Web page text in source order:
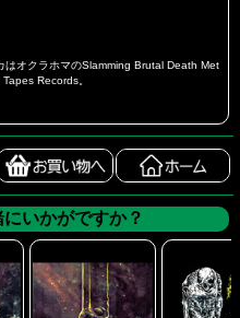
オクラホマのSlamming Brutal Death Met
Records。
いかがですか？